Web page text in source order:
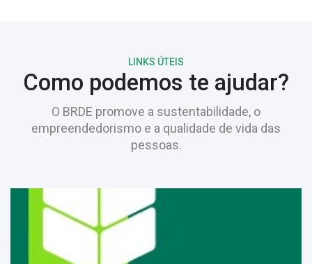
LINKS ÚTEIS
Como podemos te ajudar?
O BRDE promove a sustentabilidade, o
empreendedorismo e a qualidade de vida das
pessoas.